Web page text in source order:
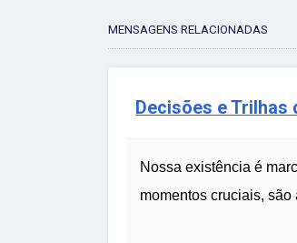
MENSAGENS RELACIONADAS
Decisões e Trilhas
Nossa existência é
momentos cruciais, são